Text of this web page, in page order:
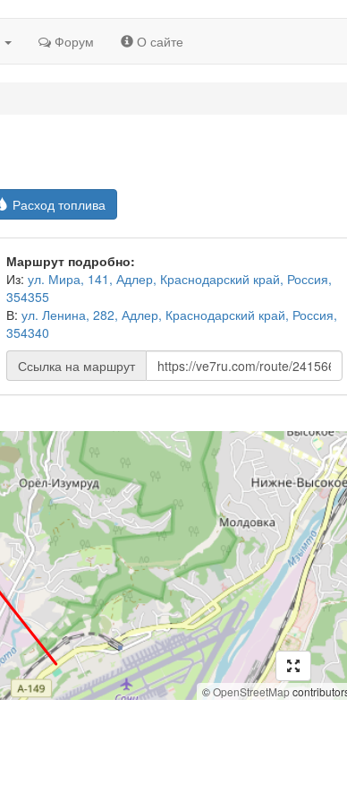
Форум О сайте
Расход топлива
Маршрут подробно:
Из: ул. Мира, 141, Адлер, Краснодарский край, Россия,
354355
В: ул. Ленина, 282, Адлер, Краснодарский край, Россия,
354340
Ссылка на маршрут
©OpenStreetMap